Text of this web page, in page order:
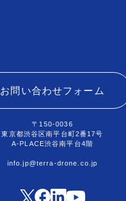
お問い合わせフォーム
〒150-0036
東京都渋谷区南平台町2番17号
A-PLACE渋谷南平台4階
info.jp@terra-drone.co.jp